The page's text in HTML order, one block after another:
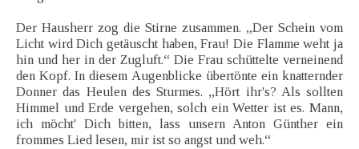
Der Hausherr zog die Stirne zusammen. „Der Schein vom
Licht wird Dich getäuscht haben, Frau! Die Flamme weht ja
hin und her in der Zugluft.“ Die Frau schüttelte verneinend
den Kopf. In diesem Augenblicke übertönte ein knatternder
Donner das Heulen des Sturmes. „Hört ihr's? Als sollten
Himmel und Erde vergehen, solch ein Wetter ist es. Mann,
ich möcht' Dich bitten, lass unsern Anton Günther ein
frommes Lied lesen, mir ist so angst und weh.“